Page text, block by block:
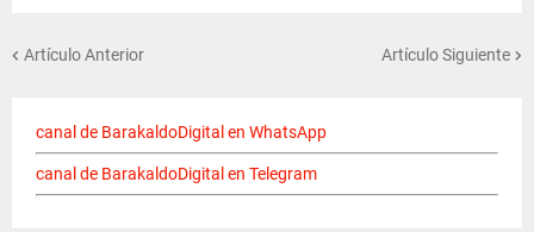
Artículo Anterior Artículo Siguiente
canal de BarakaldoDigital en WhatsApp
canal de BarakaldoDigital en Telegram